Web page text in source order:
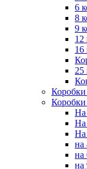
6
8
9
12
16
25
Коробки
Коробки
На
На
На
на
на
на